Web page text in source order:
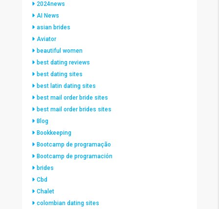
2024news
AI News
asian brides
Aviator
beautiful women
best dating reviews
best dating sites
best latin dating sites
best mail order bride sites
best mail order brides sites
Blog
Bookkeeping
Bootcamp de programação
Bootcamp de programación
brides
Cbd
Chalet
colombian dating sites